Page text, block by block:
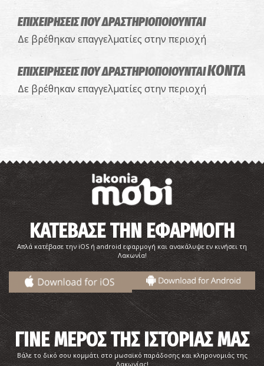
ΕΚΘΕΣΕΙΣ
ΕΠΙΧΕΙΡΗΣΕΙΣ ΠΟΥ ΔΡΑΣΤΗΡΙΟΠΟΙΟΥΝΤΑΙ
Δε βρέθηκαν επαγγελματίες στην περιοχή
ΕΠΙΧΕΙΡΗΣΕΙΣ ΠΟΥ ΔΡΑΣΤΗΡΙΟΠΟΙΟΥΝΤΑΙΚΟΝΤΑ
Δε βρέθηκαν επαγγελματίες στην περιοχή
ΚΑΤΕΒΑΣΕ ΤΗΝ ΕΦΑΡΜΟΓΗ
Απλά κατέβασε την iOS ή android εφαρμογή και ανακάλυψε εν κινήσει τη
Λακωνία!
ΓΙΝΕ ΜΕΡΟΣ ΤΗΣ ΙΣΤΟΡΙΑΣ ΜΑΣ
Βάλε το δικό σου κομμάτι στο μωσαϊκό παράδοσης και κληρονομιάς της
Λακωνίας!